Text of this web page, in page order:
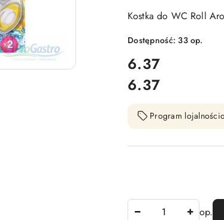
Kostka do WC Roll
Dostępność:33op.
cena:
6.37
Cena:
6.37
Program
op.